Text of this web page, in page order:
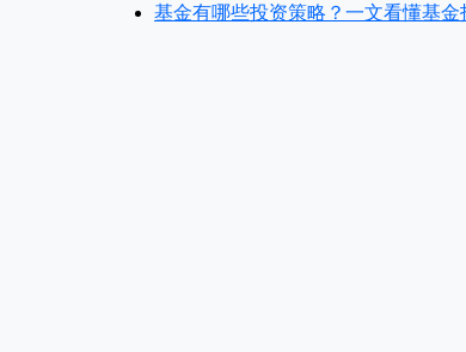
基金有哪些投资策略？一文看懂基金